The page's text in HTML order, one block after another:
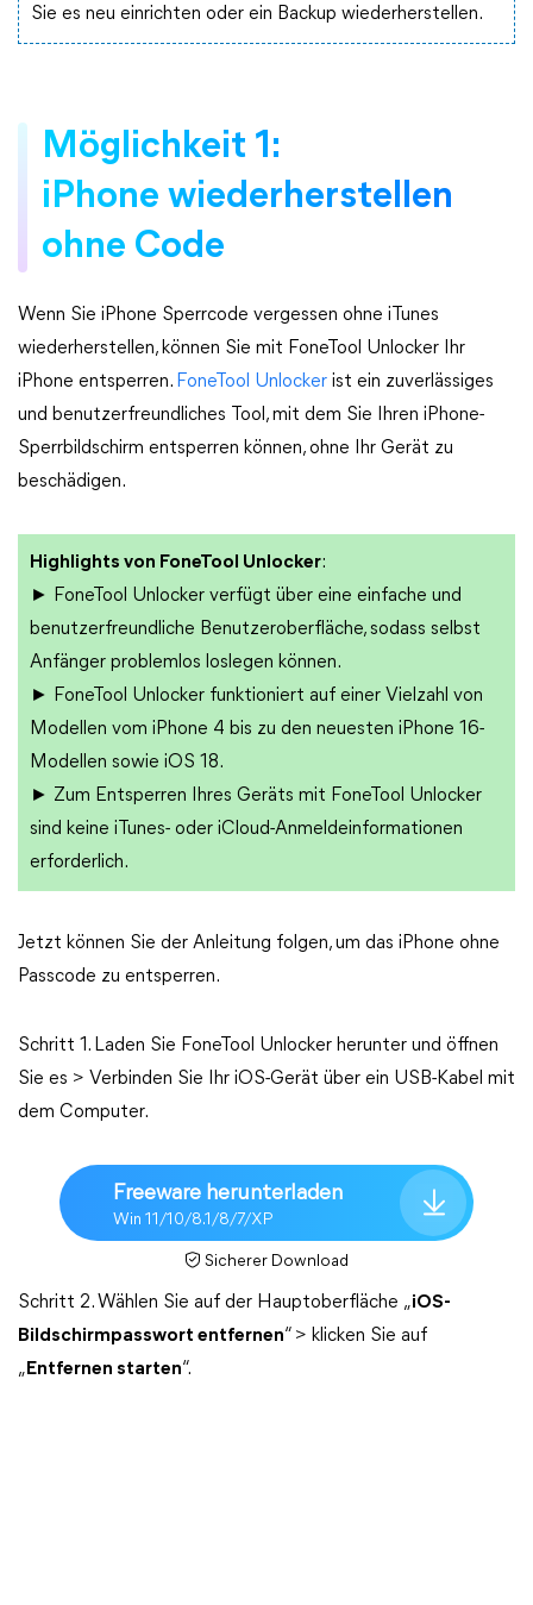
Sie es neu einrichten oder ein Backup wiederherstellen.
Möglichkeit 1:
iPhone wiederherstellen
ohne Code
Wenn Sie iPhone Sperrcode vergessen ohne iTunes
wiederherstellen, können Sie mit FoneTool Unlocker Ihr
iPhone entsperren. FoneTool Unlocker ist ein zuverlässiges
und benutzerfreundliches Tool, mit dem Sie Ihren iPhone-
Sperrbildschirm entsperren können, ohne Ihr Gerät zu
beschädigen.
Highlights von FoneTool Unlocker:
► FoneTool Unlocker verfügt über eine einfache und
benutzerfreundliche Benutzeroberfläche, sodass selbst
Anfänger problemlos loslegen können.
► FoneTool Unlocker funktioniert auf einer Vielzahl von
Modellen vom iPhone 4 bis zu den neuesten iPhone 16-
Modellen sowie iOS 18.
► Zum Entsperren Ihres Geräts mit FoneTool Unlocker
sind keine iTunes- oder iCloud-Anmeldeinformationen
erforderlich.
Jetzt können Sie der Anleitung folgen, um das iPhone ohne
Passcode zu entsperren.
Schritt 1. Laden Sie FoneTool Unlocker herunter und öffnen
Sie es > Verbinden Sie Ihr iOS-Gerät über ein USB-Kabel mit
dem Computer.
Freeware herunterladen
Win 11/10/8.1/8/7/XP
Sicherer Download
Schritt 2. Wählen Sie auf der Hauptoberfläche „iOS-
Bildschirmpasswort entfernen“ > klicken Sie auf
„ Entfernen starten“.